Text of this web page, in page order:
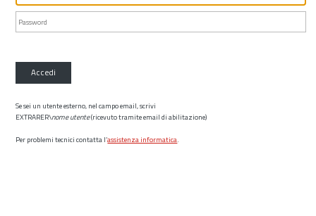
Accedi
Se sei un utente esterno, nel campo email, scrivi
EXTRARER\nome utente(ricevuto tramite email di abilitazione)
Per problemi tecnici contatta l’assistenza informatica.